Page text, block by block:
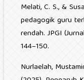
Melati, C. S., &
pedagogik guru
rendah. JPGI
144–150.
Nurlaelah,